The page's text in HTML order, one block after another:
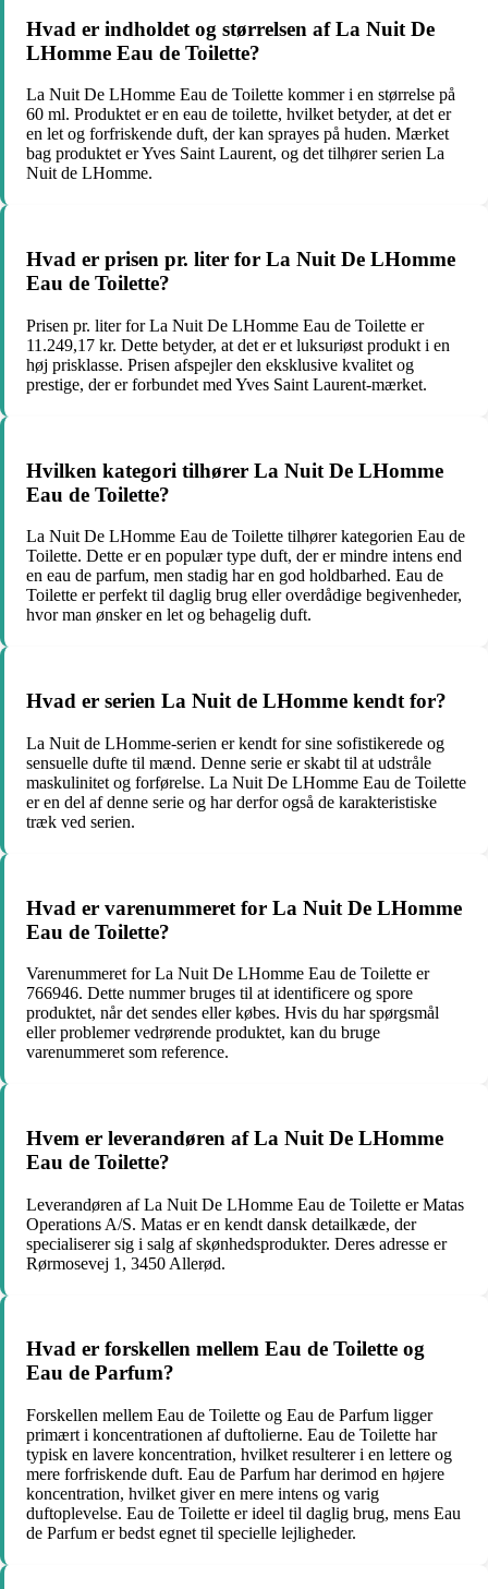
Hvad er indholdet og størrelsen af La Nuit De
LHomme Eau de Toilette?
La Nuit De LHomme Eau de Toilette kommer i en størrelse på
60 ml. Produktet er en eau de toilette, hvilket betyder, at det er
en let og forfriskende duft, der kan sprayes på huden. Mærket
bag produktet er Yves Saint Laurent, og det tilhører serien La
Nuit de LHomme.
Hvad er prisen pr. liter for La Nuit De LHomme
Eau de Toilette?
Prisen pr. liter for La Nuit De LHomme Eau de Toilette er
11.249,17 kr. Dette betyder, at det er et luksuriøst produkt i en
høj prisklasse. Prisen afspejler den eksklusive kvalitet og
prestige, der er forbundet med Yves Saint Laurent-mærket.
Hvilken kategori tilhører La Nuit De LHomme
Eau de Toilette?
La Nuit De LHomme Eau de Toilette tilhører kategorien Eau de
Toilette. Dette er en populær type duft, der er mindre intens end
en eau de parfum, men stadig har en god holdbarhed. Eau de
Toilette er perfekt til daglig brug eller overdådige begivenheder,
hvor man ønsker en let og behagelig duft.
Hvad er serien La Nuit de LHomme kendt for?
La Nuit de LHomme-serien er kendt for sine sofistikerede og
sensuelle dufte til mænd. Denne serie er skabt til at udstråle
maskulinitet og forførelse. La Nuit De LHomme Eau de Toilette
er en del af denne serie og har derfor også de karakteristiske
træk ved serien.
Hvad er varenummeret for La Nuit De LHomme
Eau de Toilette?
Varenummeret for La Nuit De LHomme Eau de Toilette er
766946. Dette nummer bruges til at identificere og spore
produktet, når det sendes eller købes. Hvis du har spørgsmål
eller problemer vedrørende produktet, kan du bruge
varenummeret som reference.
Hvem er leverandøren af La Nuit De LHomme
Eau de Toilette?
Leverandøren af La Nuit De LHomme Eau de Toilette er Matas
Operations A/S. Matas er en kendt dansk detailkæde, der
specialiserer sig i salg af skønhedsprodukter. Deres adresse er
Rørmosevej 1, 3450 Allerød.
Hvad er forskellen mellem Eau de Toilette og
Eau de Parfum?
Forskellen mellem Eau de Toilette og Eau de Parfum ligger
primært i koncentrationen af duftolierne. Eau de Toilette har
typisk en lavere koncentration, hvilket resulterer i en lettere og
mere forfriskende duft. Eau de Parfum har derimod en højere
koncentration, hvilket giver en mere intens og varig
duftoplevelse. Eau de Toilette er ideel til daglig brug, mens Eau
de Parfum er bedst egnet til specielle lejligheder.